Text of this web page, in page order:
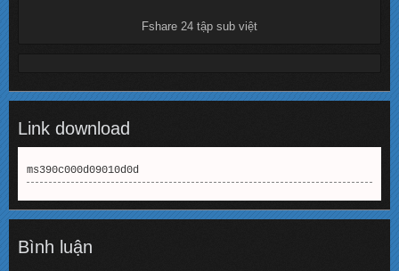
Fshare 24 tập sub việt
Link download
ms390c000d09010d0d
Bình luận